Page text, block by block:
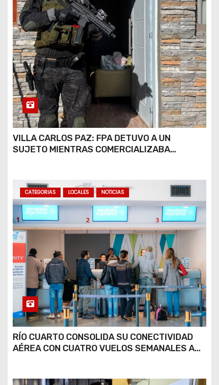
VILLA CARLOS PAZ: FPA DETUVO A UN
SUJETO MIENTRAS COMERCIALIZABA
CATEGORIAS LOCALES NOTICIAS
RÍO CUARTO CONSOLIDA SU CONECTIVIDAD
AÉREA CON CUATRO VUELOS SEMANALES A